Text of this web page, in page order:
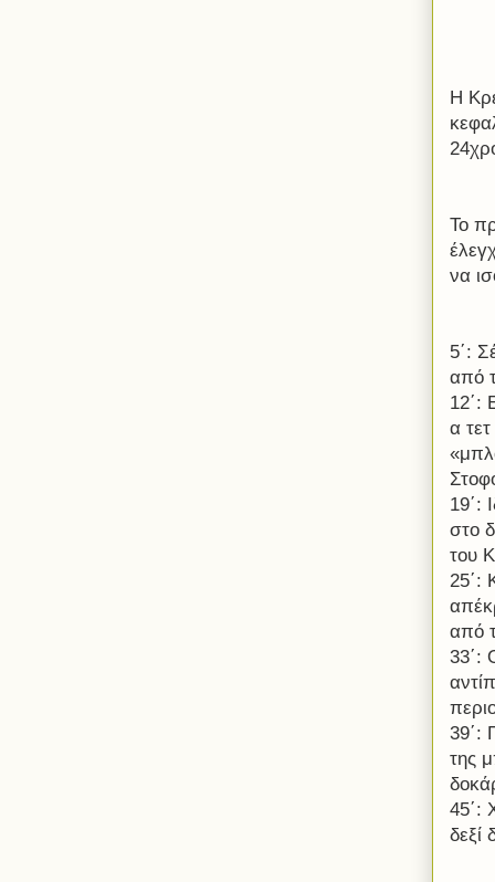
Η
Το
να
5΄:
από
12΄:
α
19΄:
στο
του
25΄:
από
33΄:
39΄:
της
45΄:
δεξί